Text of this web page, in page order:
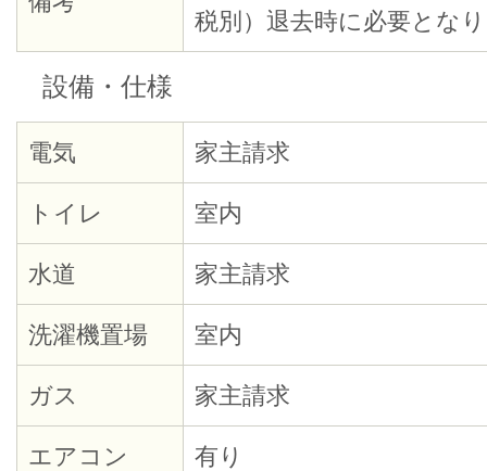
税別）退去時に必要とな
設備・仕様
電気 家主請求
トイレ 室内
水道 家主請求
洗濯機置場 室内
ガス 家主請求
エアコン 有り